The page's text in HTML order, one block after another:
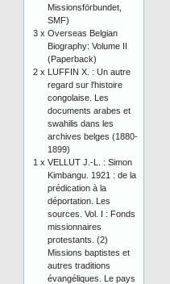
Missionsförbundet,
SMF)
3 x Overseas Belgian
Biography: Volume II
(Paperback)
2 x LUFFIN X. : Un autre
regard sur l'histoire
congolaise. Les
documents arabes et
swahilis dans les
archives belges (1880-
1899)
1 x VELLUT J.-L. : Simon
Kimbangu. 1921 : de la
prédication à la
déportation. Les
sources. Vol. I : Fonds
missionnaires
protestants. (2)
Missions baptistes et
autres traditions
évangéliques. Le pays